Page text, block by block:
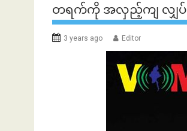
တရက်ကို အလှည့်ကျ လျှပ်စ
3 years ago Editor